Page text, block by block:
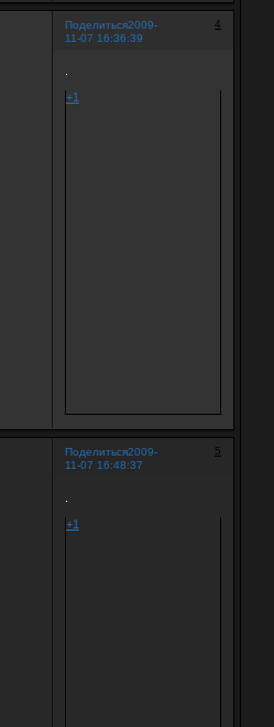
Поделиться 4
2009-
11-07 16:36:39
+1
Поделиться 5
2009-
11-07 16:48:37
+1